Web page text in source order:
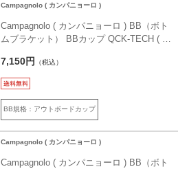
Campagnolo ( カンパニョーロ )
Campagnolo ( カンパニョーロ ) BB（ボト
ムブラケット） BBカップ QCK-TECH ( ク
7,150円 （税込）
BB規格：アウトボードカップ
Campagnolo ( カンパニョーロ )
Campagnolo ( カンパニョーロ ) BB（ボト